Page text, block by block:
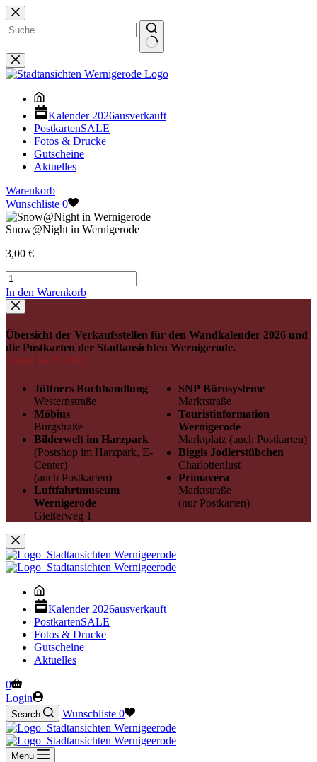
Zum
Inhalt
springen
Keine
Ergebnisse
Kalender 2026ausverkauft
PostkartenSALE
Fotos & Drucke
Gutscheine
Aktuelles
Warenkorb
Wunschliste 0
Snow@Night in Wernigerode
3,00 €
Snow@Night
in
Wernigerode
[Digital]
Menge
In den Warenkorb
Übersicht der Verkaufsstellen für den Wandkalender 2026 und
die Postkarten der Stadtansichten Wernigerode.
Stand 14.07.2025
Jüttners Buchhandlung
Westernstraße
Möbius
Burgstraße
Bilderwelt im Harzpark
(Postshop im Harzpark, E-
Center)
(auch Postkarten)
Luftfahrtmuseum
Wernigerode
Gießerweg 1
SNP Bürosysteme
Marktstraße
Touristinformation
Wernigerode
Marktplatz (auch Postkarten)
Biggis Jodlerstübchen
Charlottenlust
Primavera
Marktstraße
(nur Postkarten)
Kalender 2026ausverkauft
PostkartenSALE
Fotos & Drucke
Gutscheine
Aktuelles
Warenkorb
0
Login
Search Wunschliste 0
Menu